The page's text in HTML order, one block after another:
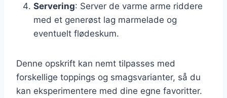
Servering: Server de varme arme riddere
med et generøst lag marmelade og
eventuelt flødeskum.
Denne opskrift kan nemt tilpasses med
forskellige toppings og smagsvarianter, så du
kan eksperimentere med dine egne favoritter.